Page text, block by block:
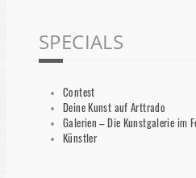
SPECIALS
Contest
Deine Kunst auf Arttrado
Galerien – Die Kunstgalerie im
Künstler